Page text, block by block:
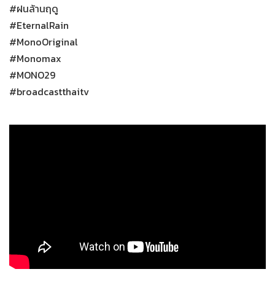
#ฝนล้านฤดู
#EternalRain
#MonoOriginal
#Monomax
#MONO29
#broadcastthaitv